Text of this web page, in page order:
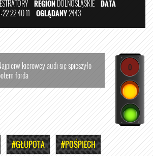
REGIONDOLNOŚLĄSKIE DATA
22:40:11 OGLĄDANY2443
kierowcy audi się spieszyło
forda
0
#GŁUPOTA #POŚPIECH